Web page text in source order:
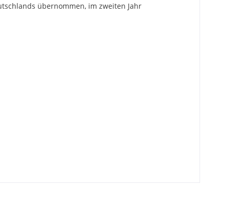
übernommen, im zweiten Jahr